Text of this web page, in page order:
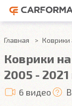
Главная Коврики
Коврики
2005 -
6 видео